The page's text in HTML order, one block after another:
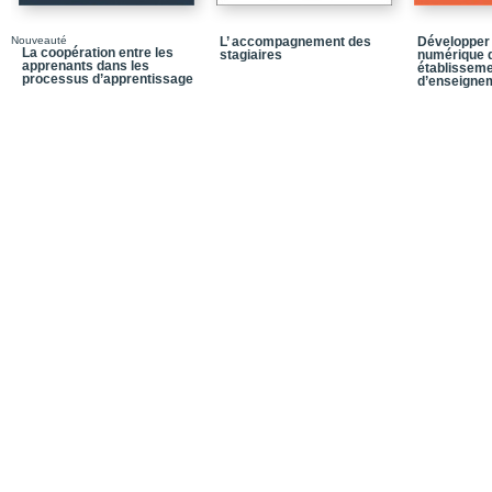
Les acteurs, la
La formation continue
Nouveauté
La coopération entre les
apprenants dans les
processus d’apprentissage
L’ accompagnement des
stagiaires
numérique